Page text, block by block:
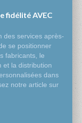
fidélité AVEC
des services après-
se positionner
fabricants, le
et la distribution
dans
notre article sur